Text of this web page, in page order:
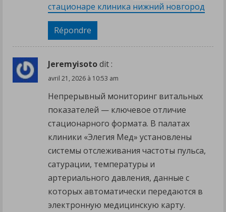
стационаре клиника нижний новгород
Répondre
Jeremyisotodit :
avril 21, 2026 à 10:53 am
Непрерывный мониторинг витальных
показателей — ключевое отличие
стационарного формата. В палатах
клиники «Элегия Мед» установлены
системы отслеживания частоты пульса,
сатурации, температуры и
артериального давления, данные с
которых автоматически передаются в
электронную медицинскую карту.